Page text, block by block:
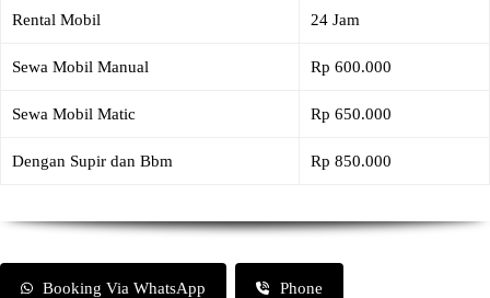
Rental Mobil 24 Jam
Sewa Mobil Manual Rp 600.000
Sewa Mobil Matic Rp 650.000
Dengan Supir dan Bbm Rp 850.000
Booking Via WhatsApp Phone